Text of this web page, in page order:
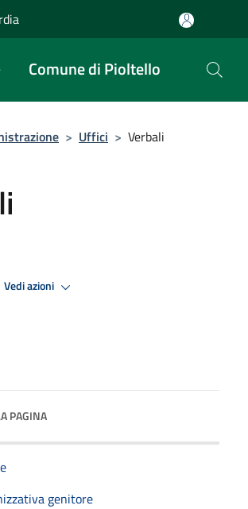
Comune di Pioltello
> Uffici > Verbali
Vedi azioni
PAGINA
genitore